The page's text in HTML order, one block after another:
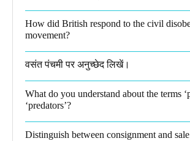
How did British respond to the civil
movement?
वसंत पंचमी पर अनुच्छेद लिखें।
What do you understand about the terms
‘predators’?​
Distinguish between consignment and